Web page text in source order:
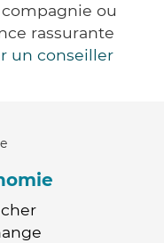
ou
rassurante
un conseiller